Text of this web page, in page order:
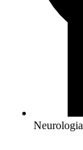
Neurologia